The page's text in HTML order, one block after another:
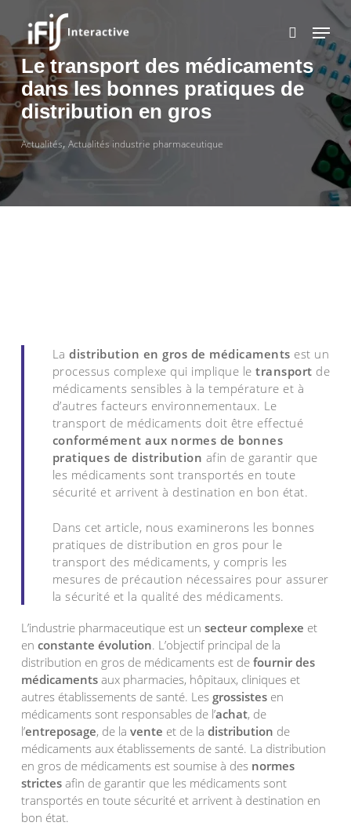
main
content
Le transport des médicaments
dans les bonnes pratiques de
distribution en gros
Actualités, Actualités industrie pharmaceutique
Ladistribution en gros de médicaments est un
processus complexe qui implique letransport de
médicaments sensibles à la température et à
d’autres facteurs environnementaux. Le
transport de médicaments doit être effectué
conformément aux normes de bonnes
pratiques de distribution afin de garantir que
les médicaments sont transportés en toute
sécurité et arrivent à destination en bon état.
Dans cet article, nous examinerons les bonnes
pratiques de distribution en gros pour le
transport des médicaments, y compris les
mesures de précaution nécessaires pour assurer
la sécurité et la qualité des médicaments.
L’industrie pharmaceutique est un secteur complexe et
en constante évolution. L’objectif principal de la
distribution en gros de médicaments est de fournir des
médicamentsaux pharmacies, hôpitaux, cliniques et
autres établissements de santé. Les grossistesen
médicaments sont responsables de l’achat, de
l’entreposage, de la vente et de la distribution de
médicaments aux établissements de santé. La distribution
en gros de médicaments est soumise à des normes
strictesafin de garantir que les médicaments sont
transportés en toute sécurité et arrivent à destination en
bon état.